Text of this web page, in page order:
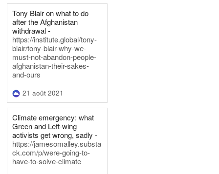
Tony Blair on what to do
after the Afghanistan
withdrawal -
https://institute.global/tony-
blair/tony-blair-why-we-
must-not-abandon-people-
afghanistan-their-sakes-
and-ours
21 août 2021
Climate emergency: what
Green and Left-wing
activists get wrong, sadly -
https://jamesomalley.substa
ck.com/p/were-going-to-
have-to-solve-climate